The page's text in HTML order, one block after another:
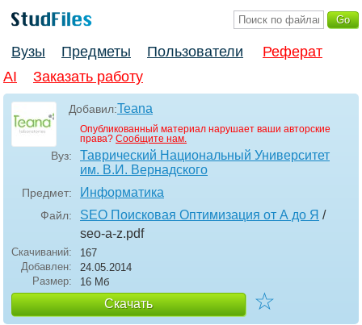
Вузы Предметы Пользователи
Реферат
AI
Заказать работу
Добавил:Teana
Опубликованный материал нарушает ваши авторские
права? Сообщите нам.
Вуз:
Таврический Национальный Университет
им. В.И. Вернадского
Предмет: Информатика
Файл: SEO Поисковая Оптимизация от А до Я /
seo-a-z.pdf
Скачиваний:
167
Добавлен:
24.05.2014
Размер:
16 Мб
Скачать ☆